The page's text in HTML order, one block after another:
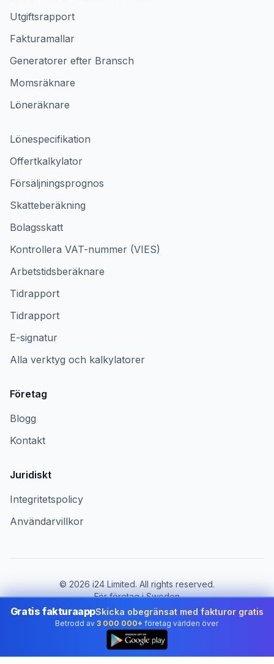
Utgiftsrapport
Fakturamallar
Generatorer efter Bransch
Momsräknare
Löneräknare
Lönespecifikation
Offertkalkylator
Försäljningsprognos
Skatteberäkning
Bolagsskatt
Kontrollera VAT-nummer (VIES)
Arbetstidsberäknare
Tidrapport
Tidrapport
E-signatur
Alla verktyg och kalkylatorer
Företag
Blogg
Kontakt
Juridiskt
Integritetspolicy
Användarvillkor
© 2026 i24 Limited. All rights reserved.
För företag i Sweden
Byt land:
Sweden
Gratis fakturaappSkicka obegränsat med fakturor gratis
Betrodd av 3 000 000+ företag världen över